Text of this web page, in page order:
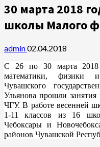
30 марта 2018
школы Малого
admin02.04.2018
С 26 по 30 марта 2018
математики, физики
Чувашского
Ульянова прошли
ЧГУ. В работе весенней
1-11 классов из 16
Чебоксары и
районов Чувашской